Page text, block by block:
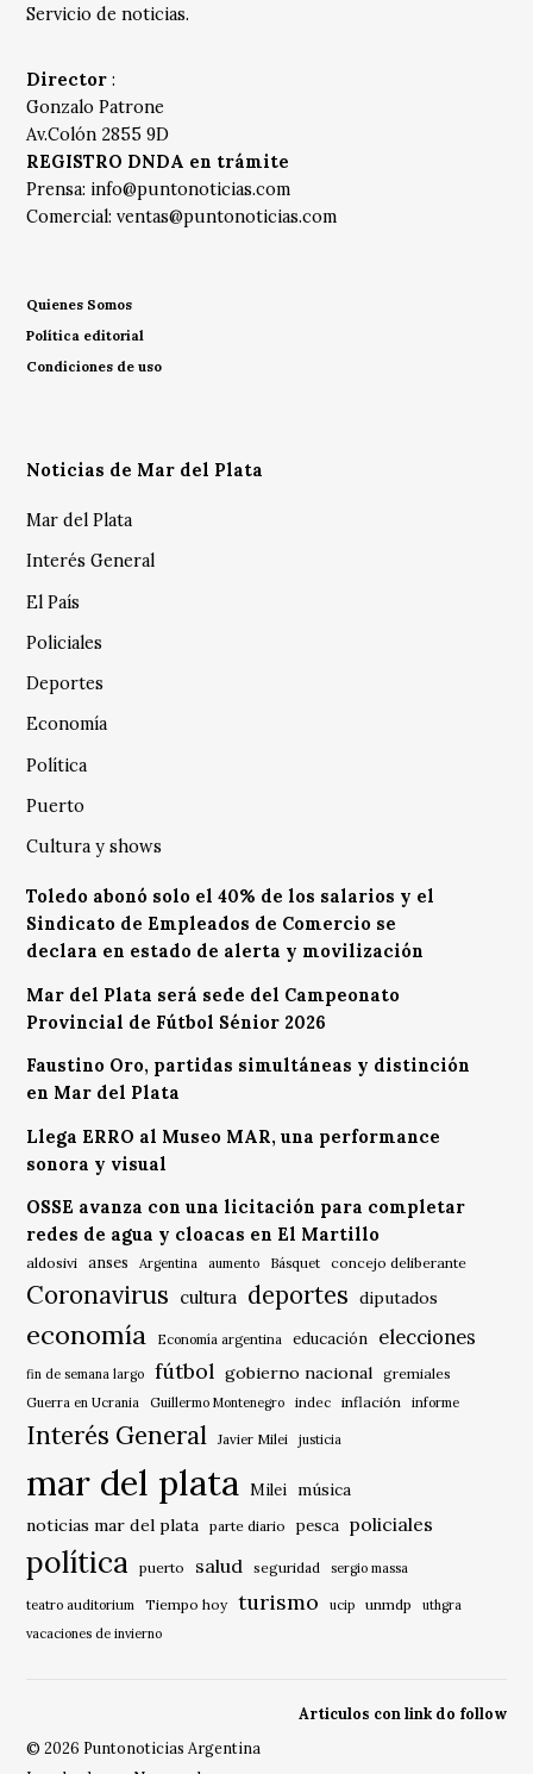
Servicio de noticias.
Director :
Gonzalo Patrone
Av.Colón 2855 9D
REGISTRO DNDA en trámite
Prensa: info@puntonoticias.com
Comercial:ventas@puntonoticias.com
Quienes Somos
Política editorial
Condiciones de uso
Noticias de Mar del Plata
Mar del Plata
Interés General
El País
Policiales
Deportes
Economía
Política
Puerto
Cultura y shows
Toledo abonó solo el 40% de los salarios y el
Sindicato de Empleados de Comercio se
declara en estado de alerta y movilización
Mar del Plata será sede del Campeonato
Provincial de Fútbol Sénior 2026
Faustino Oro, partidas simultáneas y distinción
en Mar del Plata
Llega ERRO al Museo MAR, una performance
sonora y visual
OSSE avanza con una licitación para completar
redes de agua y cloacas en El Martillo
aldosivi anses Argentina aumento Básquet concejo deliberante
Coronavirus cultura deportes diputados
economía Economía argentina educación elecciones
fin de semana largo fútbol gobierno nacional gremiales
Guerra en Ucrania Guillermo Montenegro indec inflación informe
Interés General Javier Milei justicia
mar del plata Milei música
noticias mar del plata
parte diario pesca policiales
política puerto salud seguridad sergio massa
teatro auditorium Tiempo hoy turismo ucip unmdp
uthgra
vacaciones de invierno
Articulos con link do follow
© 2026 Puntonoticias Argentina